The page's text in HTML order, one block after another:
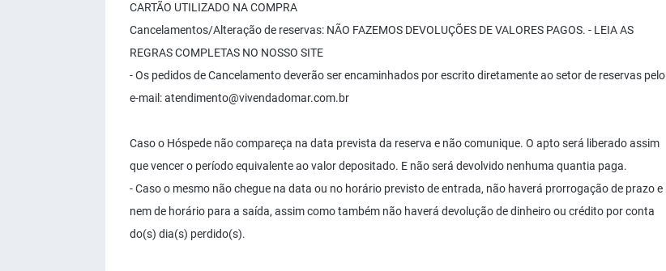
CARTÃO UTILIZADO NA COMPRA
Cancelamentos/Alteração de reservas: NÃO FAZEMOS DEVOLUÇÕES DE VALORES PAGOS. - LEIA AS
REGRAS COMPLETAS NO NOSSO SITE
- Os pedidos de Cancelamento deverão ser encaminhados por escrito diretamente ao setor de reservas pelo
e-mail:atendimento@vivendadomar.com.br
Caso o Hóspede não compareça na data prevista da reserva e não comunique. O apto será liberado assim
que vencer o período equivalente ao valor depositado. E não será devolvido nenhuma quantia paga.
- Caso o mesmo não chegue na data ou no horário previsto de entrada, não haverá prorrogação de prazo e
nem de horário para a saída, assim como também não haverá devolução de dinheiro ou crédito por conta
do(s) dia(s) perdido(s).